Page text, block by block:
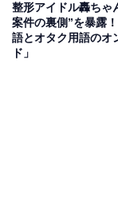
整形アイドル轟ちゃ
案件の裏側”を暴露
語とオタク用語のオ
ド」